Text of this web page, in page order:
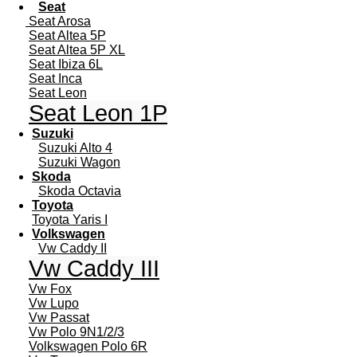
Seat
Seat Arosa
Seat Altea 5P
Seat Altea 5P XL
Seat Ibiza 6L
Seat Inca
Seat Leon
Seat Leon 1P
Suzuki
Suzuki Alto 4
Suzuki Wagon
Skoda
Skoda Octavia
Toyota
Toyota Yaris I
Volkswagen
Vw Caddy II
Vw Caddy III
Vw Fox
Vw Lupo
Vw Passat
Vw Polo 9N1/2/3
Volkswagen Polo 6R